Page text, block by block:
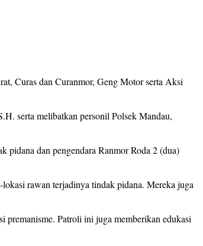
Curas dan Curanmor, Geng Motor serta Aksi
serta melibatkan personil Polsek Mandau,
pidana dan pengendara Ranmor Roda 2 (dua)
rawan terjadinya tindak pidana. Mereka juga
premanisme. Patroli ini juga memberikan edukasi